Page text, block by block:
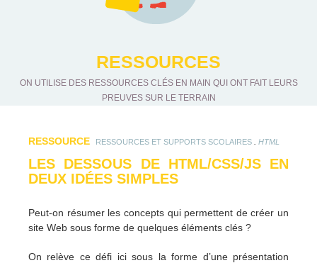
RESSOURCES
ON UTILISE DES RESSOURCES CLÉS EN MAIN QUI ONT FAIT LEURS
PREUVES SUR LE TERRAIN
RESSOURCE RESSOURCES ET SUPPORTS SCOLAIRES HTML
LES DESSOUS DE HTML/CSS/JS EN
DEUX IDÉES SIMPLES
Peut-on résumer les concepts qui permettent de créer un
site Web sous forme de quelques éléments clés ?
On relève ce défi ici sous la forme d’une présentation